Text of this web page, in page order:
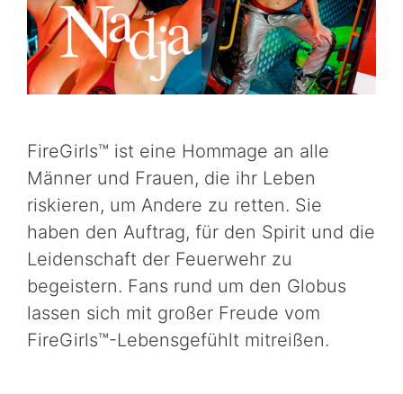
FireGirls™ ist eine Hommage an alle
Männer und Frauen, die ihr Leben
riskieren, um Andere zu retten. Sie
haben den Auftrag, für den Spirit und die
Leidenschaft der Feuerwehr zu
begeistern. Fans rund um den Globus
lassen sich mit großer Freude vom
FireGirls™-Lebensgefühlt mitreißen.